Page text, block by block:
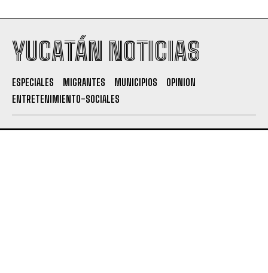
YUCATÁN NOTICIAS
ESPECIALES MIGRANTES MUNICIPIOS
OPINION
ENTRETENIMIENTO-SOCIALES